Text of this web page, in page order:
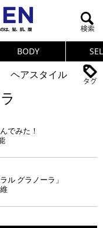
BODY
ヘアスタイル
筋肉
女の本音
ア
でみた！
ル グラノーラ」